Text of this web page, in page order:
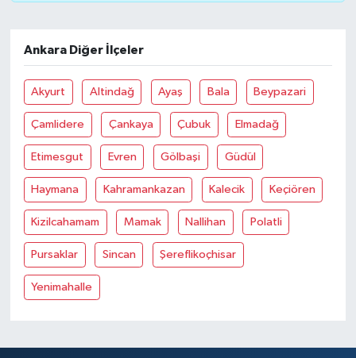
Ankara Diğer İlçeler
Akyurt Altindağ Ayaş Bala Beypazari
Çamlidere Çankaya Çubuk Elmadağ
Etimesgut Evren Gölbaşi Güdül
Haymana Kahramankazan Kalecik Keçiören
Kizilcahamam Mamak Nallihan Polatli
Pursaklar Sincan Şereflikoçhisar
Yenimahalle